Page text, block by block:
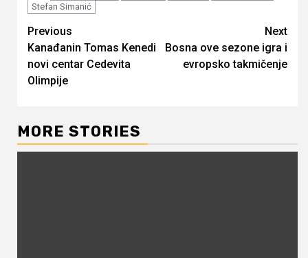
Stefan Simanić
Continue
Reading
Previous
Kanađanin Tomas Kenedi
novi centar Cedevita
Olimpije
Next
Bosna ove sezone igra i
evropsko takmičenje
MORE STORIES